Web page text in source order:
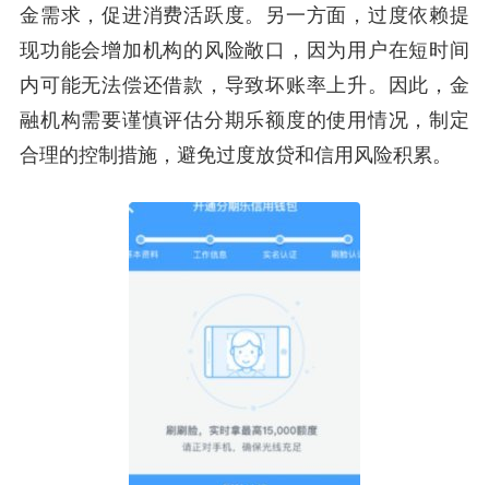
金需求，促进消费活跃度。另一方面，过度依赖提
现功能会增加机构的风险敞口，因为用户在短时间
内可能无法偿还借款，导致坏账率上升。因此，金
融机构需要谨慎评估分期乐额度的使用情况，制定
合理的控制措施，避免过度放贷和信用风险积累。